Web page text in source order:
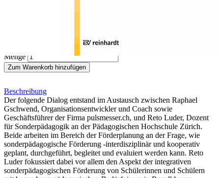
Menge
Zum Warenkorb hinzufügen
Beschreibung
Der folgende Dialog entstand im Austausch zwischen Raphael
Gschwend, Organisationsentwickler und Coach sowie
Geschäftsführer der Firma pulsmesser.ch, und Reto Luder, Dozent
für Sonderpädagogik an der Pädagogischen Hochschule Zürich.
Beide arbeiten im Bereich der Förderplanung an der Frage, wie
sonderpädagogische Förderung -interdisziplinär und kooperativ
geplant, durchgeführt, begleitet und evaluiert werden kann. Reto
Luder fokussiert dabei vor allem den Aspekt der integrativen
sonderpädagogischen Förderung von Schülerinnen und Schülern